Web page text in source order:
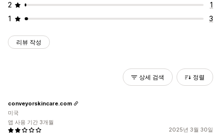
2
1
1
3
리뷰 작성
상세 검색 정렬
2025년 3월 30일
conveyorskincare.com
미국
앱 사용 기간 3개월